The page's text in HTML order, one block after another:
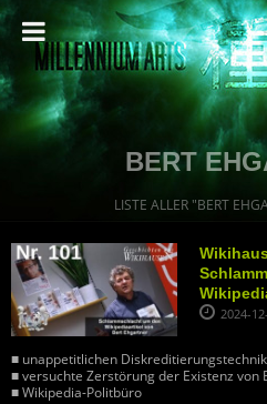
BERT
LISTE ALLER "BERT
2024-
■ unappetitlichen
■ versuchte Zerstörung der Existenz
■ Wikipedia-Politbüro